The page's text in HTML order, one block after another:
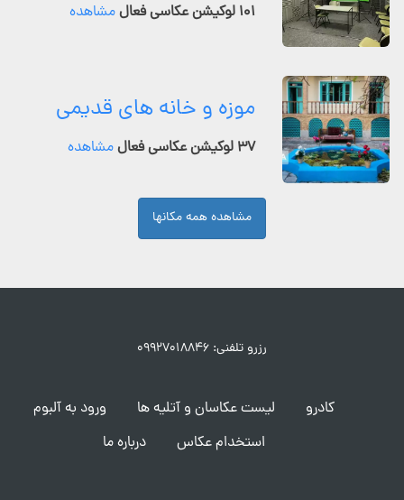
۱۰۱ لوکیشن عکاسی فعال مشاهده
موزه و خانه های قدیمی
۳۷ لوکیشن عکاسی فعال مشاهده
مشاهده همه مکانها
رزرو تلفنی: ۰۹۹۲۷۰۱۸۸۴۶
کادرو لیست عکاسان و آتلیه ها
ورود به آلبوم
استخدام عکاس
درباره ما